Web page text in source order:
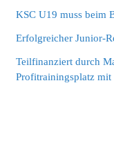
KSC U19 muss beim
Erfolgreicher Junior-
Teilfinanziert durch
Profitrainingsplatz mit